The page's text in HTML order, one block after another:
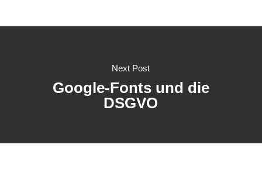
Next Post
Google-Fonts und die
DSGVO